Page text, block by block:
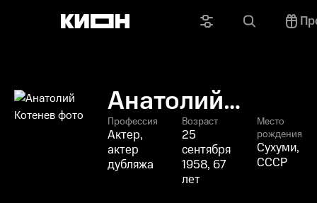
Анатолий
Котенев
Профессия
Актер,
актер
дубляжа
Возраст
25
сентября
1958, 67
лет
Место
рождения
Сухуми,
СССР